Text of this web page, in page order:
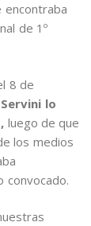
de 1º
8 de
lo
luego de que
los medios
convocado.